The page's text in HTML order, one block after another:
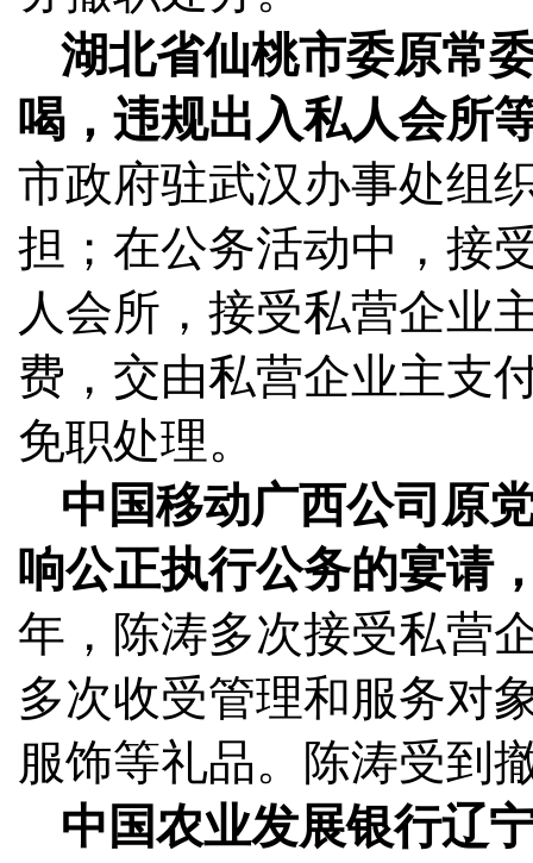
湖北省仙桃市委原常
喝，违规出入私人会所
市政府驻武汉办事处组
担；在公务活动中，接
人会所，接受私营企业
费，交由私营企业主支
免职处理。
中国移动广西公司原
响公正执行公务的宴请
年，陈涛多次接受私营
多次收受管理和服务对
服饰等礼品。陈涛受到
中国农业发展银行辽